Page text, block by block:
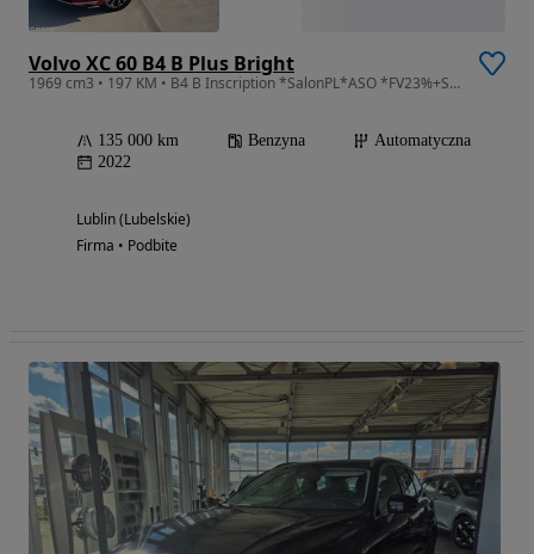
Volvo XC 60 B4 B Plus Bright
1969 cm3 • 197 KM • B4 B Inscription *SalonPL*ASO *FV23%+SuperLEASING
135 000 km Benzyna
Automatyczna
2022
Lublin (Lubelskie)
Firma • Podbite